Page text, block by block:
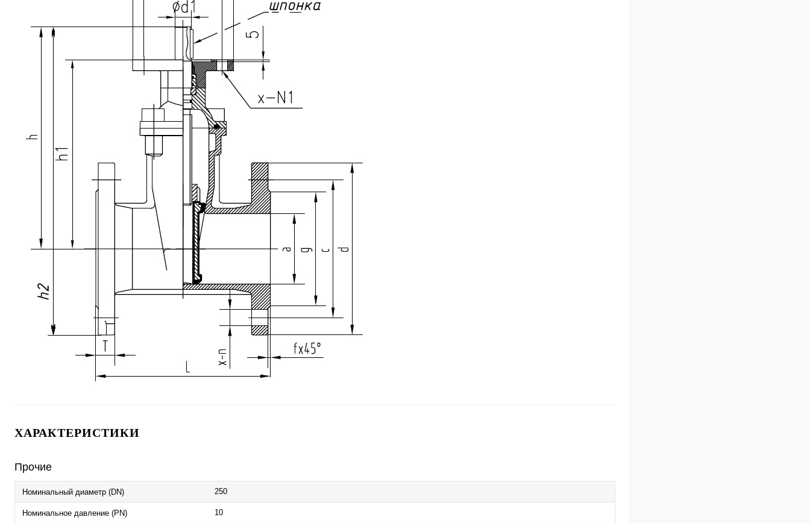
ХАРАКТЕРИСТИКИ
Прочие
Номинальный диаметр (DN) 250
Номинальное давление (PN) 10